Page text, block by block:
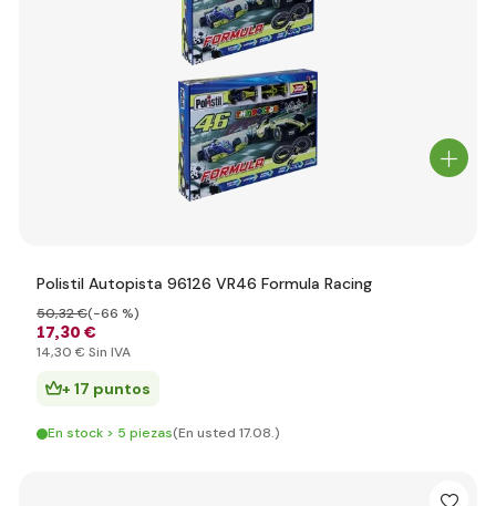
Polistil Autopista 96126 VR46 Formula Racing
17,30 €
50,32 €(-66 %)
14,30 € Sin IVA
+ 17 puntos
En stock > 5 piezas(En usted 17.08.)